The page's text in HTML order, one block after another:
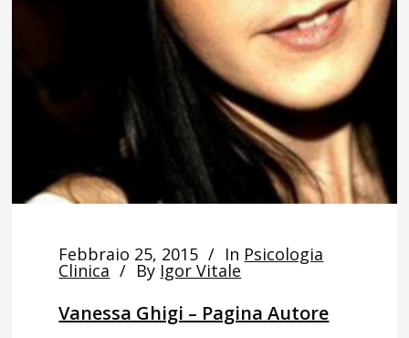
Febbraio 25, 2015 In Psicologia
Clinica By Igor Vitale
Vanessa Ghigi – Pagina Autore